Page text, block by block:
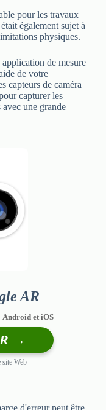
pour les travaux
également sujet à
physiques.
de mesure
de votre
capteurs de caméra
capturer les
une grande
AR
Android et iOS
→
site Web
d'erreur peut être